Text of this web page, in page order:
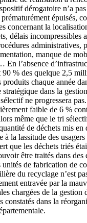
dérogatoire n’a
épuisés,
concernant la
délais incompressibles
administratives,
manque de
l’absence
90 % des quelque 2,5
produits chaque année
dans la
ne progressera
faible de 6 %
même que le tri
de déchets mis en
à la lassitude des
que les déchets triés
être traités dans des
unités de fabrication de
du recyclage n’est
entravée par la
chargées de la gestion
constatés dans la